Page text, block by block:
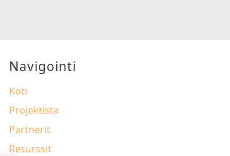
Navigointi
Koti
Projektista
Partnerit
Resurssit